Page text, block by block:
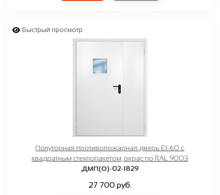
Быстрый просмотр
Полуторная противопожарная дверь EI-60 с
квадратным стеклопакетом, окрас по RAL 9003
ДМП(О)-02-1829
27 700 руб.